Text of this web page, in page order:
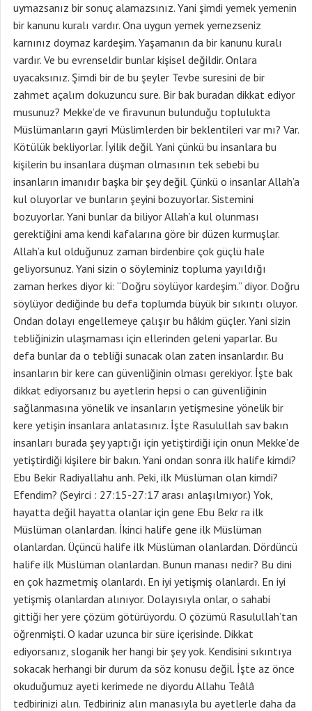
uymazsanız bir sonuç alamazsınız. Yani şimdi yemek yemenin
bir kanunu kuralı vardır. Ona uygun yemek yemezseniz
karnınız doymaz kardeşim. Yaşamanın da bir kanunu kuralı
vardır. Ve bu evrenseldir bunlar kişisel değildir. Onlara
uyacaksınız. Şimdi bir de bu şeyler Tevbe suresini de bir
zahmet açalım dokuzuncu sure. Bir bak buradan dikkat ediyor
musunuz? Mekke’de ve firavunun bulunduğu toplulukta
Müslümanların gayri Müslimlerden bir beklentileri var mı? Var.
Kötülük bekliyorlar. İyilik değil. Yani çünkü bu insanlara bu
kişilerin bu insanlara düşman olmasının tek sebebi bu
insanların imanıdır başka bir şey değil. Çünkü o insanlar Allah’a
kul oluyorlar ve bunların şeyini bozuyorlar. Sistemini
bozuyorlar. Yani bunlar da biliyor Allah’a kul olunması
gerektiğini ama kendi kafalarına göre bir düzen kurmuşlar.
Allah’a kul olduğunuz zaman birdenbire çok güçlü hale
geliyorsunuz. Yani sizin o söyleminiz topluma yayıldığı
zaman herkes diyor ki: “Doğru söylüyor kardeşim.” diyor. Doğru
söylüyor dediğinde bu defa toplumda büyük bir sıkıntı oluyor.
Ondan dolayı engellemeye çalışır bu hâkim güçler. Yani sizin
tebliğinizin ulaşmaması için ellerinden geleni yaparlar. Bu
defa bunlar da o tebliği sunacak olan zaten insanlardır. Bu
insanların bir kere can güvenliğinin olması gerekiyor. İşte bak
dikkat ediyorsanız bu ayetlerin hepsi o can güvenliğinin
sağlanmasına yönelik ve insanların yetişmesine yönelik bir
kere yetişin insanlara anlatasınız. İşte Rasulullah sav bakın
insanları burada şey yaptığı için yetiştirdiği için onun Mekke’de
yetiştirdiği kişilere bir bakın. Yani ondan sonra ilk halife kimdi?
Ebu Bekir Radiyallahu anh. Peki, ilk Müslüman olan kimdi?
Efendim? (Seyirci : 27:15-27:17 arası anlaşılmıyor.) Yok,
hayatta değil hayatta olanlar için gene Ebu Bekr ra ilk
Müslüman olanlardan. İkinci halife gene ilk Müslüman
olanlardan. Üçüncü halife ilk Müslüman olanlardan. Dördüncü
halife ilk Müslüman olanlardan. Bunun manası nedir? Bu dini
en çok hazmetmiş olanlardı. En iyi yetişmiş olanlardı. En iyi
yetişmiş olanlardan alınıyor. Dolayısıyla onlar, o sahabi
gittiği her yere çözüm götürüyordu. O çözümü Rasulullah’tan
öğrenmişti. O kadar uzunca bir süre içerisinde. Dikkat
ediyorsanız, sloganik her hangi bir şey yok. Kendisini sıkıntıya
sokacak herhangi bir durum da söz konusu değil. İşte az önce
okuduğumuz ayeti kerimede ne diyordu Allahu Teâlâ
tedbirinizi alın. Tedbiriniz alın manasıyla bu ayetlerle daha da